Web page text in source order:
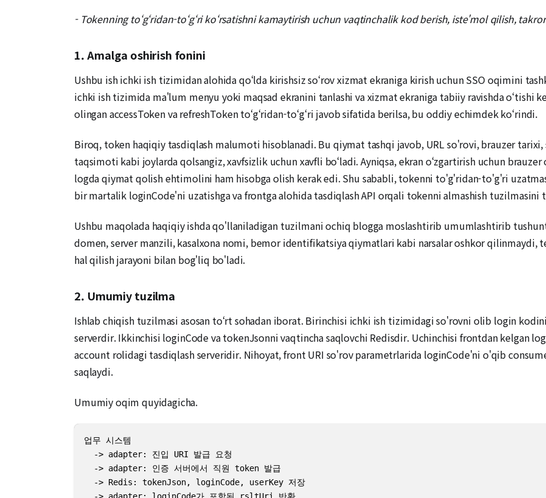
- Tokenning toʻgʻridan-toʻgʻri ko‘rsatishni kamaytirish uchun vaqtinchalik kod berish, iste'mol qilish,
1. Amalga oshirish fonini
Ushbu ish ichki ish tizimidan alohida qo‘lda kirishsiz so‘rov xizmat ekraniga kirish uchun SSO oqimini
ichki ish tizimida ma'lum menyu yoki maqsad ekranini tanlashi va xizmat ekraniga tabiiy ravishda o‘tishi
olingan accessToken va refreshToken to‘g‘ridan-to‘g‘ri javob sifatida berilsa, bu oddiy echimdek ko‘rindi.
Biroq, token haqiqiy tasdiqlash malumoti hisoblanadi. Bu qiymat tashqi javob, URL so'rovi, brauzer
taqsimoti kabi joylarda qolsangiz, xavfsizlik uchun xavfli bo‘ladi. Ayniqsa, ekran o‘zgartirish uchun
logda qiymat qolish ehtimolini ham hisobga olish kerak edi. Shu sababli, tokenni to'g'ridan-to'g'ri
bir martalik loginCode'ni uzatishga va frontga alohida tasdiqlash API orqali tokenni almashish tuzilmasini
Ushbu maqolada haqiqiy ishda qo'llaniladigan tuzilmani ochiq blogga moslashtirib umumlashtirib
domen, server manzili, kasalxona nomi, bemor identifikatsiya qiymatlari kabi narsalar oshkor qilinmaydi,
hal qilish jarayoni bilan bog'liq bo'ladi.
2. Umumiy tuzilma
Ishlab chiqish tuzilmasi asosan to‘rt sohadan iborat. Birinchisi ichki ish tizimidagi so'rovni olib login
serverdir. Ikkinchisi loginCode va tokenJsonni vaqtincha saqlovchi Redisdir. Uchinchisi frontdan kelgan
account rolidagi tasdiqlash serveridir. Nihoyat, front URI so'rov parametrlarida loginCode'ni o'qib
saqlaydi.
Umumiy oqim quyidagicha.
업무 시스템
  -> adapter: 진입 URI 발급 요청
  -> adapter: 인증 서버에서 직원 token 발급
  -> Redis: tokenJson, loginCode, userKey 저장